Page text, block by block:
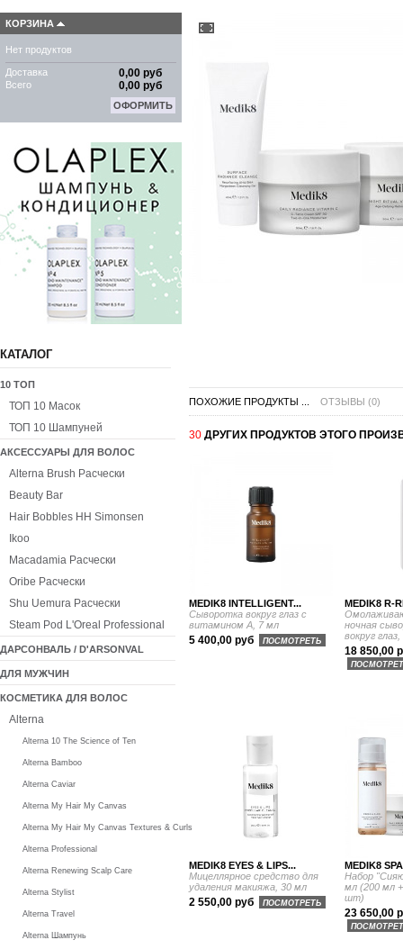
ПОХОЖИЕ ПРОДУКТЫ ... ОТЗЫВЫ (0)
30 ДРУГИХ ПРОДУКТОВ ЭТОГО
MEDIK8 INTELLIGENT...
Сыворотка вокруг глаз с
витамином А, 7 мл
5 400,00 руб ПОСМОТРЕТЬ
MEDIK8 R-
ночная
вокруг
18 850,00
MEDIK8 EYES & LIPS...
Мицеллярное средство для
удаления макияжа, 30 мл
2 550,00 руб ПОСМОТРЕТЬ
MEDIK8
Набор
мл (200 мл
шт)
23 650,00
КОРЗИНА
Нет продуктов
Доставка 0,00 руб
Всего 0,00 руб
ОФОРМИТЬ
КАТАЛОГ
10 ТОП
ТОП 10 Масок
ТОП 10 Шампуней
АКСЕССУАРЫ ДЛЯ ВОЛОС
Alterna Brush Расчески
Beauty Bar
Hair Bobbles HH Simonsen
Ikoo
Macadamia Расчески
Oribe Расчески
Shu Uemura Расчески
Steam Pod L'Oreal Professional
ДАРСОНВАЛЬ / D'ARSONVAL
ДЛЯ МУЖЧИН
КОСМЕТИКА ДЛЯ ВОЛОС
Alterna
Alterna 10 The Science of Ten
Alterna Bamboo
Alterna Caviar
Alterna My Hair My Canvas
Alterna My Hair My Canvas Textures & Curls
Alterna Professional
Alterna Renewing Scalp Care
Alterna Stylist
Alterna Travel
Alterna Шампунь